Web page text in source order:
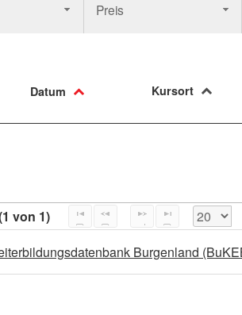
Preis
Datum Kursort
von 1)
Burgenland